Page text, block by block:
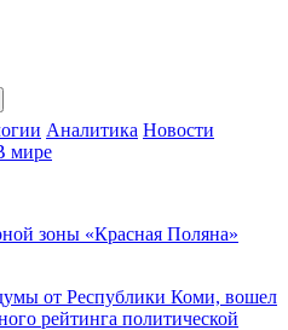
Аналитика Новости
мире
зоны «Красная Поляна»
от Республики Коми, вошел
рейтинга политической